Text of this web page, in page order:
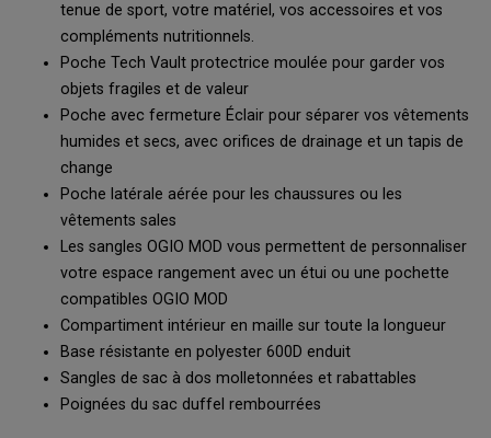
tenue de sport, votre matériel, vos accessoires et vos
compléments nutritionnels.
Poche Tech Vault protectrice moulée pour garder vos
objets fragiles et de valeur
Poche avec fermeture Éclair pour séparer vos vêtements
humides et secs, avec orifices de drainage et un tapis de
change
Poche latérale aérée pour les chaussures ou les
vêtements sales
Les sangles OGIO MOD vous permettent de personnaliser
votre espace rangement avec un étui ou une pochette
compatibles OGIO MOD
Compartiment intérieur en maille sur toute la longueur
Base résistante en polyester 600D enduit
Sangles de sac à dos molletonnées et rabattables
Poignées du sac duffel rembourrées